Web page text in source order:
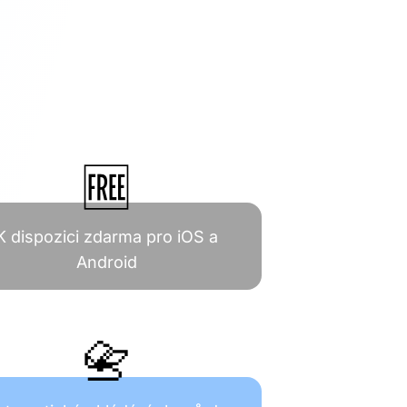
🆓
dispozici zdarma pro iOS a
Android
📇